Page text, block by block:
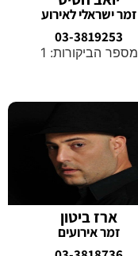
זמר ישראלי לאירוע
03-3819253
מספר הביקורות: 1
ארז ביטון
זמר אירועים